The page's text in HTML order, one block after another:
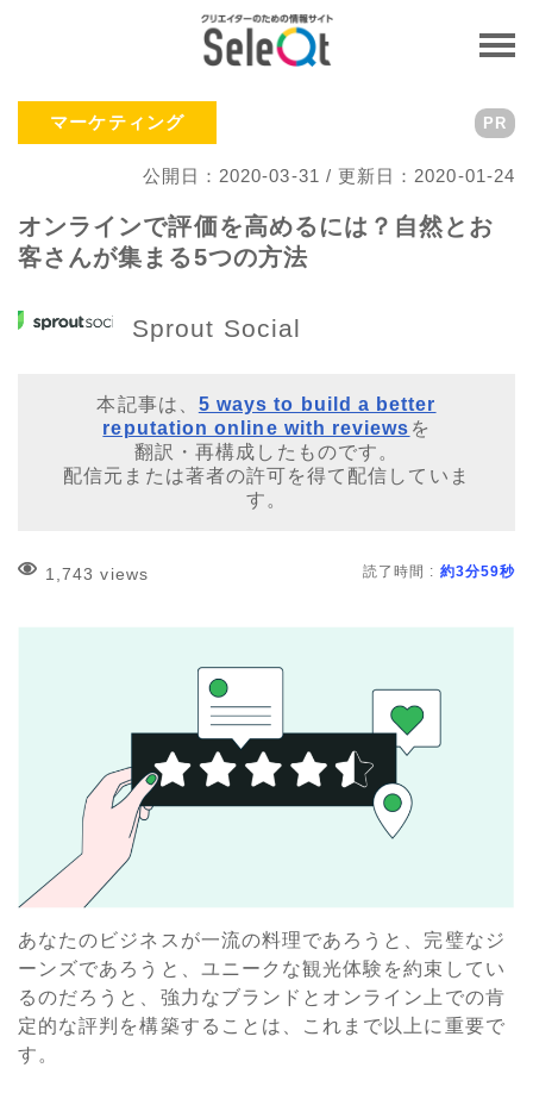
マーケティング
公開日：2020-03-31 / 更新日：2020-01-24
PR
オンラインで評価を高めるには？自然とお
客さんが集まる5つの方法
Sprout Social
本記事は、 5 ways to build a better
reputation online with reviews を
翻訳・再構成したものです。
配信元または著者の許可を得て配信していま
す。
1,743 views 読了時間 : 約3分59秒
あなたのビジネスが一流の料理であろうと、完璧なジ
ーンズであろうと、ユニークな観光体験を約束してい
るのだろうと、強力なブランドとオンライン上での肯
定的な評判を構築することは、これまで以上に重要で
す。